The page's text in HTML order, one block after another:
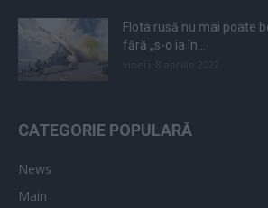
Flota rusă nu mai poate
fără „s-o ia în...
CATEGORIE POPULARĂ
News
Main